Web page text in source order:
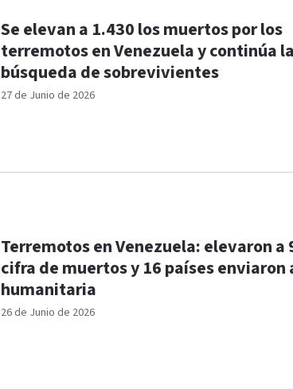
27 de Junio de 2026
Se elevan a 1.430 los muertos por los
terremotos en Venezuela y continúa la
búsqueda de sobrevivientes
26 de Junio de 2026
Terremotos en Venezuela: elevaron a
cifra de muertos y 16 países enviaron
humanitaria